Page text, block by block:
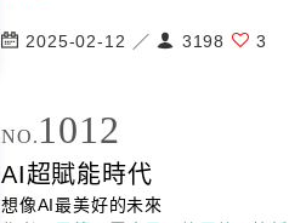
2025-02-12 ／ 3198 3
NO. 1012
AI超賦能時代
想像AI最美好的未來